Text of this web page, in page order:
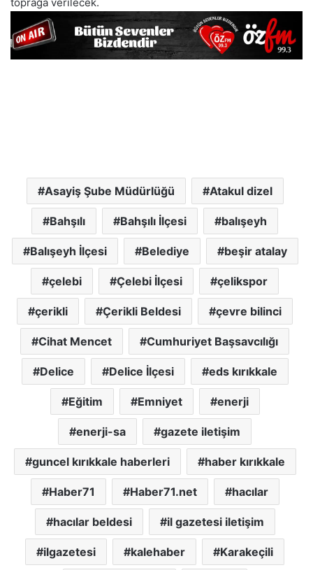
toprağa verilecek.
Asayiş Şube Müdürlüğü Atakul dizel
Bahşılı Bahşılı İlçesi balışeyh
Balışeyh İlçesi Belediye beşir atalay
çelebi Çelebi İlçesi çelikspor
çerikli Çerikli Beldesi çevre bilinci
Cihat Mencet Cumhuriyet Başsavcılığı
Delice Delice İlçesi eds kırıkkale
Eğitim Emniyet enerji
enerji-sa gazete iletişim
guncel kırıkkale haberleri haber kırıkkale
Haber71 Haber71.net hacılar
hacılar beldesi il gazetesi iletişim
ilgazetesi kalehaber Karakeçili